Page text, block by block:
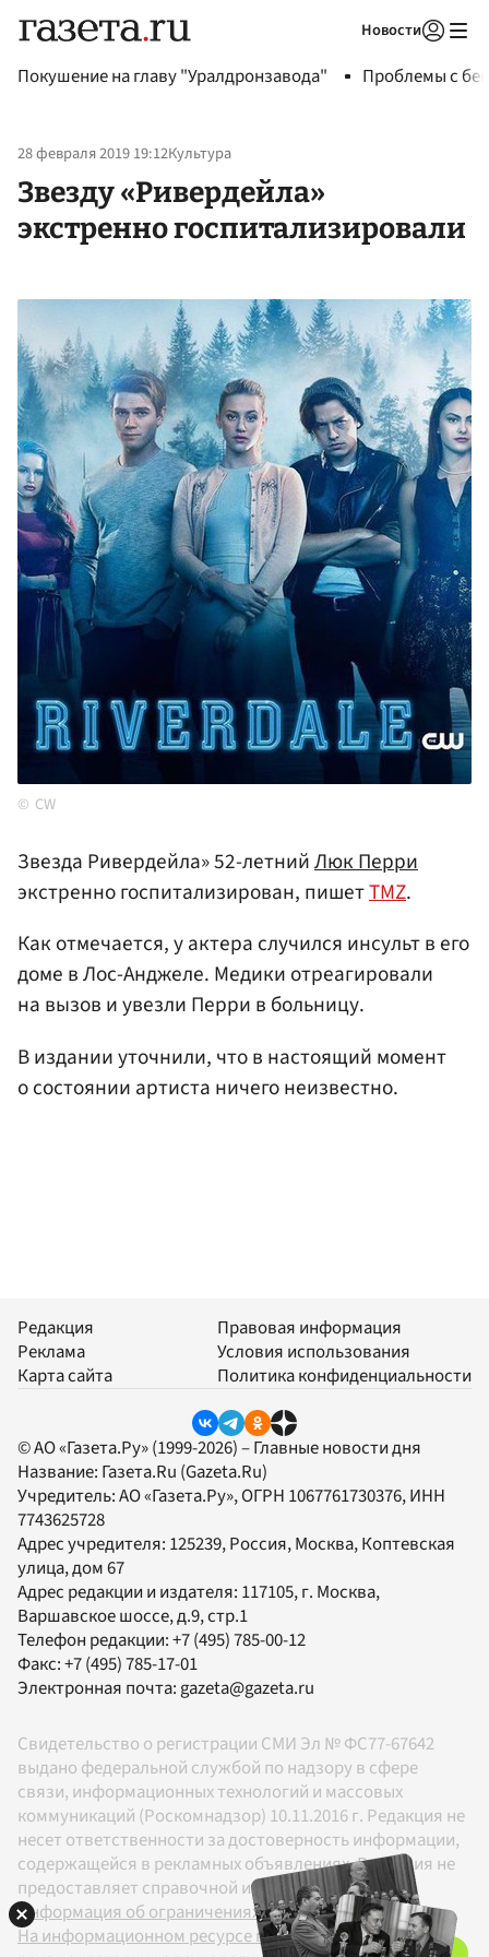
Новости
Покушение на главу "Уралдронзавода" Проблемы с
28 февраля 2019 19:12Культура
Звезду «Ривердейла»
экстренно госпитализировали
CW
Звезда Ривердейла» 52-летнийЛюк Перри
экстренно госпитализирован, пишетTMZ.
Как отмечается, у актера случился инсульт в его
доме в Лос-Анджеле. Медики отреагировали
на вызов и увезли Перри в больницу.
В издании уточнили, что в настоящий момент
о состоянии артиста ничего неизвестно.
Редакция
Реклама
Карта сайта
Правовая информация
Условия использования
Политика конфиденциальности
© АО «Газета.Ру» (1999-2026) – Главные новости дня
Название: Газета.Ru (Gazeta.Ru)
Учредитель:АО «Газета.Ру», ОГРН 1067761730376, ИНН
7743625728
Адрес учредителя: 125239, Россия, Москва, Коптевская
улица, дом 67
Адрес редакции и издателя: 117105, г. Москва,
Варшавское шоссе, д.9, стр.1
Телефон редакции:+7 (495) 785-00-12
Факс:+7 (495) 785-17-01
Электронная почта:gazeta@gazeta.ru
Свидетельство о регистрации СМИ Эл № ФС77-67642
выдано федеральной службой по надзору в сфере
связи, информационных технологий и массовых
коммуникаций (Роскомнадзор) 10.11.2016 г. Редакция не
несет ответственности за достоверность информации,
содержащейся в рекламных объявлениях. Редакция не
предоставляет справочной информации.
Информация об ограничениях
На информационном ресурсе применяются